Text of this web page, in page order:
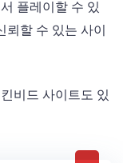
플레이할 수 있
뢰할 수 있는 사이
비드 사이트도 있